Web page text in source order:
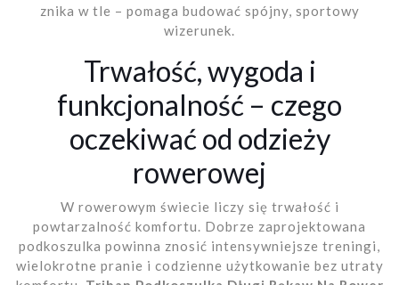
znika w tle – pomaga budować spójny, sportowy
wizerunek.
Trwałość, wygoda i
funkcjonalność – czego
oczekiwać od odzieży
rowerowej
W rowerowym świecie liczy się trwałość i
powtarzalność komfortu. Dobrze zaprojektowana
podkoszulka powinna znosić intensywniejsze treningi,
wielokrotne pranie i codzienne użytkowanie bez utraty